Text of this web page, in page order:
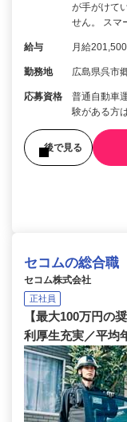
が手がけて
せん。 スマ
給与 月給
勤務地 広島県呉市
応募資格
普通自動
験がある方
後で見る
セコムの総合職
セコム株式会社
正社員
【最大100万円の
利厚生充実／平均